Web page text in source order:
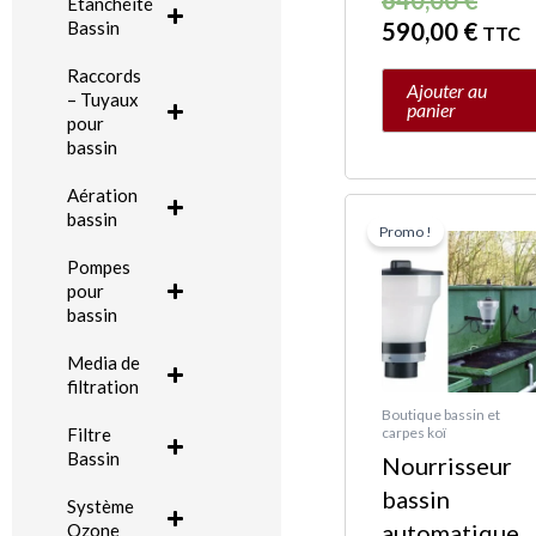
Bassin
Raccords
– Tuyaux
pour
bassin
Aération
bassin
Pompes
pour
bassin
Media de
filtration
Filtre
Bassin
Système
Ozone
590,00 € TTC
Ajouter au
panier
Promo !
Boutique bassin et
carpes koï
Nourrisseur
bassin
prix
était
prix
est :